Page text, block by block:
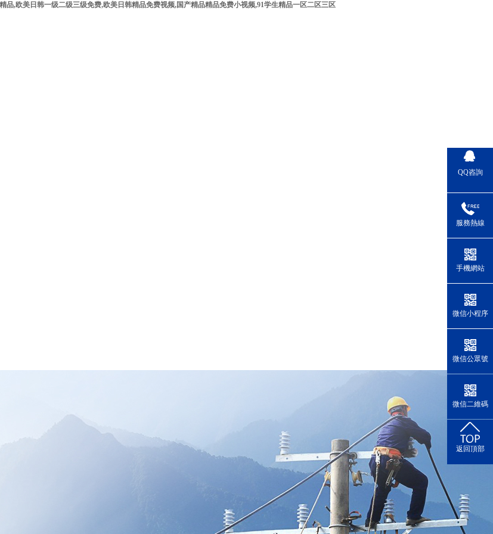
,欧美日韩一级二级三级免费,欧美日韩精品免费视频,国产精品精品免费小视频,91学生精品一区二区三区
QQ咨詢
服務熱線
手機網站
微信小程序
微信公眾號
微信二維碼
返回頂部